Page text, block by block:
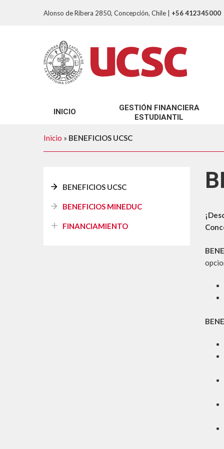
Alonso de Ribera 2850, Concepción, Chile | +56 412345000
INICIO
GESTIÓN FINANCIERA
ESTUDIANTIL
SOBRE NOSOTROS
TRÁMITES GFE
Inicio » BENEFICIOS UCSC
BENEFICIOS UCSC
BENEFICIOS MINEDUC
FINANCIAMIENTO